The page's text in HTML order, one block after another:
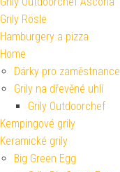
Grily Rösle
Hamburgery a pizza
Home
Dárky pro zaměstnance
Grily na dřevěné uhlí
Grily Outdoorchef
Kempingové grily
Keramické grily
Big Green Egg